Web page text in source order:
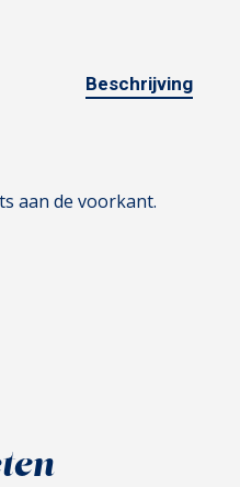
Beschrijving
aan de voorkant.